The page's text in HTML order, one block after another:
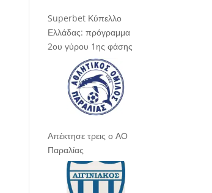
Superbet Κύπελλο
Ελλάδας: πρόγραμμα
2ου γύρου 1ης φάσης
Απέκτησε τρεις ο ΑΟ
Παραλίας